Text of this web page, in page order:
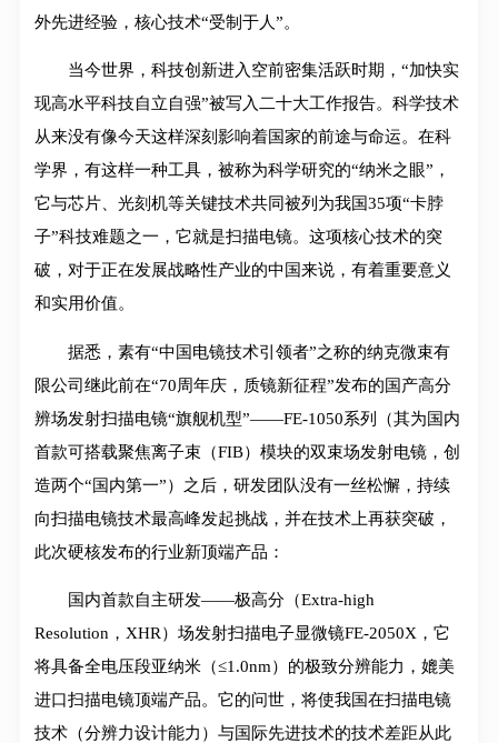
外先进经验，核心技术“受制于人”。
当今世界，科技创新进入空前密集活跃时期，“加快实
现高水平科技自立自强”被写入二十大工作报告。科学技术
从来没有像今天这样深刻影响着国家的前途与命运。在科
学界，有这样一种工具，被称为科学研究的“纳米之眼”，
它与芯片、光刻机等关键技术共同被列为我国35项“卡脖
子”科技难题之一，它就是扫描电镜。这项核心技术的突
破，对于正在发展战略性产业的中国来说，有着重要意义
和实用价值。
据悉‬，素有“中国电镜技术引领者”之称的纳克微束有
限公司继此前在“70周年庆，质镜新征程”发布的国产高分
辨场发射扫描电镜“旗舰机型”——FE-1050系列（其为国内
首款可搭载聚焦离子束（FIB）模块的双束场发射电镜，创
造两个“国内第一”）之后，研发团队没有一丝松懈，持续
向扫描电镜技术最高峰发起挑战，并在技术上再获突破，
此次硬核发布的行业新顶端产品：
国内首款自主研发——极高分（Extra-high
Resolution，XHR）场发射扫描电子显微镜FE-2050X，它
将具备全电压段亚纳米（≤1.0nm）的极致分辨能力，媲美
进口扫描电镜顶端产品。它的问世，将使我国在扫描电镜
技术（分辨力设计能力）与国际先进技术的技术差距从此